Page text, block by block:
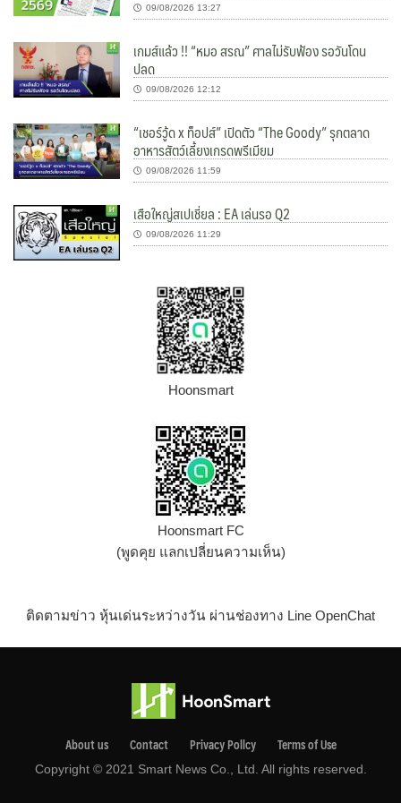
09/08/2026 13:27
เกมส์แล้ว !! “หมอ สรณ” ศาลไม่รับฟ้อง รอวันโดน
ปลด
09/08/2026 12:12
“เชอร์วู้ด x ท็อปส์” เปิดตัว “The Goody” รุกตลาด
อาหารสัตว์เลี้ยงเกรดพรีเมียม
09/08/2026 11:59
เสือใหญ่สเปเชี่ยล : EA เล่นรอ Q2
09/08/2026 11:29
Hoonsmart
Hoonsmart FC
(พูดคุย แลกเปลี่ยนความเห็น)
ติดตามข่าว หุ้นเด่นระหว่างวัน ผ่านช่องทาง Line OpenChat
About us Contact Privacy Pollcy Terms of Use
Copyright © 2021 Smart News Co., Ltd. All rights reserved.